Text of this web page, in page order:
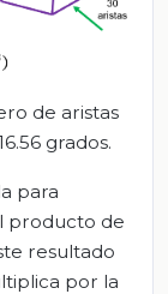
de aristas
grados.
para
producto de
resultado
por la